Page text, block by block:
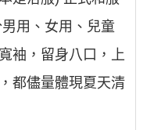
用、女用、兒童
袖，留身八口，上
都儘量體現夏天清